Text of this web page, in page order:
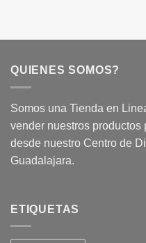
QUIENES SOMOS?
Somos una Tienda en
vender nuestros
desde nuestro Centro de
Guadalajara.
ETIQUETAS